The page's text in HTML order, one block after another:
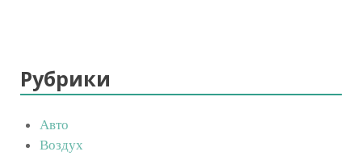
Рубрики
Авто
Воздух